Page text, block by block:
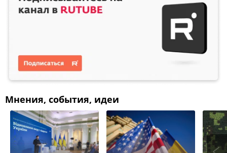
Мнения, события, идеи